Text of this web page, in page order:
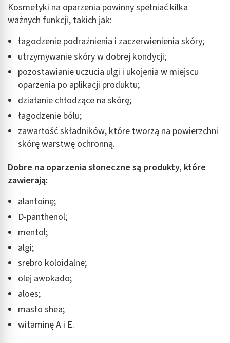
Kosmetyki na oparzenia powinny spełniać kilka
ważnych funkcji, takich jak:
łagodzenie podrażnienia i zaczerwienienia skóry;
utrzymywanie skóry w dobrej kondycji;
pozostawianie uczucia ulgi i ukojenia w miejscu
oparzenia po aplikacji produktu;
działanie chłodzące na skórę;
łagodzenie bólu;
zawartość składników, które tworzą na powierzchni
skórę warstwę ochronną.
Dobre na oparzenia słoneczne są produkty, które
zawierają:
alantoinę;
D-panthenol;
mentol;
algi;
srebro koloidalne;
olej awokado;
aloes;
masło shea;
witaminę A i E.